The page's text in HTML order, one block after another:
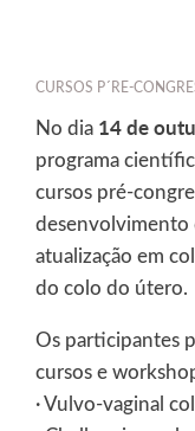
CURSOS P´RE-
No dia 14 de
programa
cursos pré-
desenvolvimento
atualização em
do colo do útero.
Os participantes
cursos e
· Vulvo-vaginal